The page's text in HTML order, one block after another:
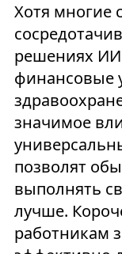
Хотя многие
решениях ИИ
финансовые
значимое
позволят
выполнять
лучше.
работникам